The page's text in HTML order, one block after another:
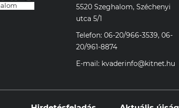
5520 Szeghalom, Széchenyi
utca 5/1
Telefon: 06-20/966-3539, 06-
20/961-8874
E-mail: kvaderinfo@kitnet.hu